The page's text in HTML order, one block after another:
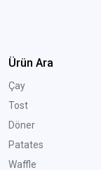
Ürün Ara
Çay
Tost
Döner
Patates
Waffle